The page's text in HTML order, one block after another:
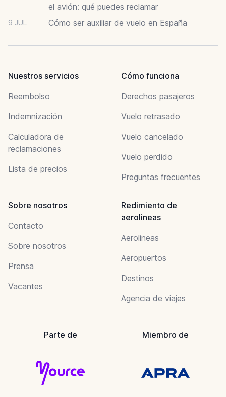
el avión: qué puedes reclamar
9 JUL Cómo ser auxiliar de vuelo en España
Nuestros servicios
Reembolso
Indemnización
Calculadora de
reclamaciones
Lista de precios
Cómo funciona
Derechos pasajeros
Vuelo retrasado
Vuelo cancelado
Vuelo perdido
Preguntas frecuentes
Sobre nosotros
Contacto
Sobre nosotros
Prensa
Vacantes
Redimiento de
aerolineas
Aerolineas
Aeropuertos
Destinos
Agencia de viajes
Parte de Miembro de